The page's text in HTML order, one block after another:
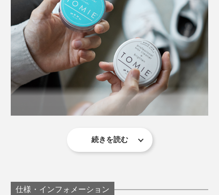
研磨剤入りの「ヒノキ」「ラベンダー」は、大半の汚れ
2種類の違いは香りのみで、そのほかの成分や洗浄力は
現社長の南さゆり氏
こだわりの天然成分は5つ。
ヤシ油
最近は、原稿に詰まった時、ZOOM会議終了後、ちょこ
続きを読む
仕様・インフォメーション